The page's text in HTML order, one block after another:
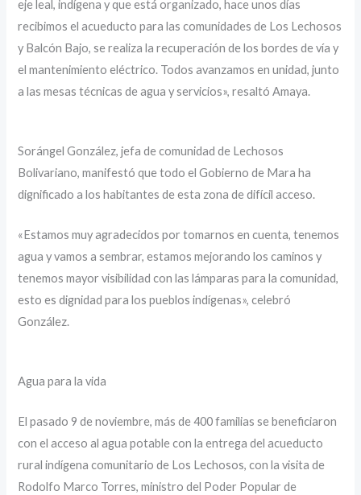
eje leal, indígena y que está organizado, hace unos días
recibimos el acueducto para las comunidades de Los Lechosos
y Balcón Bajo, se realiza la recuperación de los bordes de vía y
el mantenimiento eléctrico. Todos avanzamos en unidad, junto
a las mesas técnicas de agua y servicios», resaltó Amaya.
Sorángel González, jefa de comunidad de Lechosos
Bolivariano, manifestó que todo el Gobierno de Mara ha
dignificado a los habitantes de esta zona de difícil acceso.
«Estamos muy agradecidos por tomarnos en cuenta, tenemos
agua y vamos a sembrar, estamos mejorando los caminos y
tenemos mayor visibilidad con las lámparas para la comunidad,
esto es dignidad para los pueblos indígenas», celebró
González.
Agua para la vida
El pasado 9 de noviembre, más de 400 familias se beneficiaron
con el acceso al agua potable con la entrega del acueducto
rural indígena comunitario de Los Lechosos, con la visita de
Rodolfo Marco Torres, ministro del Poder Popular de